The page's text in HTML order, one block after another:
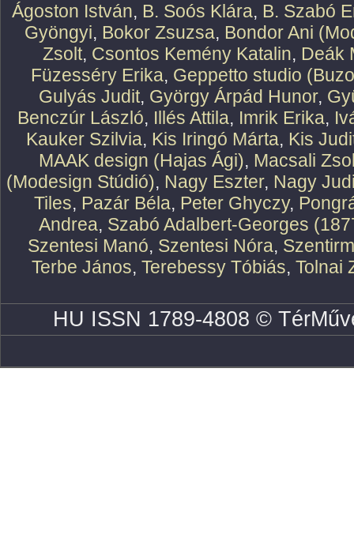
Ágoston István, B. Soós Klára, B. Szabó
Gyöngyi, Bokor Zsuzsa, Bondor Ani
Zsolt, Csontos Kemény Katalin, Deák
Füzesséry Erika, Geppetto studio
Gulyás Judit, György Árpád Hunor,
Benczúr László, Illés Attila, Imrik Erika,
Kauker Szilvia, Kis Iringó Márta, Kis
MAAK design (Hajas Ági), Macsali
(Modesign Stúdió), Nagy Eszter, Nagy
Tiles, Pazár Béla, Peter Ghyczy,
Andrea, Szabó Adalbert-Georges
Szentesi Manó, Szentesi Nóra,
Terbe János, Terebessy Tóbiás, Tolnai
HU ISSN 1789-4808 ©